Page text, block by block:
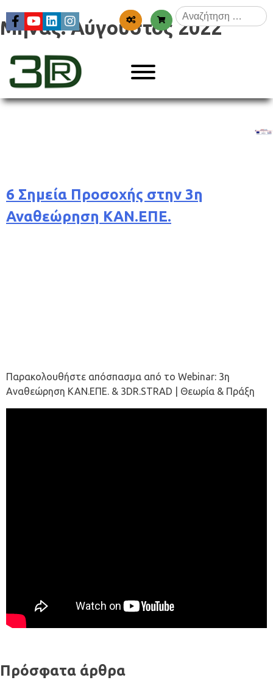
to
content
Αναζήτηση
για:
3dr
Μήνας:Αύγουστος 2022
6 Σημεία Προσοχής στην 3η
Αναθεώρηση ΚΑΝ.ΕΠΕ.
Παρακολουθήστε απόσπασμα από το Webinar: 3η
Αναθεώρηση ΚΑΝ.ΕΠΕ. & 3DR.STRAD | Θεωρία & Πράξη
Πρόσφατα άρθρα